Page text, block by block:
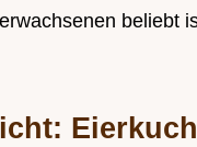
beliebt